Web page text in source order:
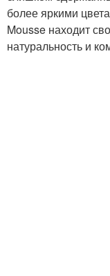
более яркими
Mousse находит
натуральность и